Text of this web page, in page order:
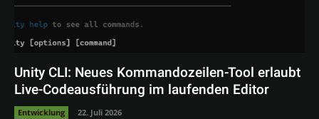
Unity CLI: Neues Kommandozeilen-Tool erlaubt
Live-Codeausführung im laufenden Editor
Entwicklung 22. Juli 2026